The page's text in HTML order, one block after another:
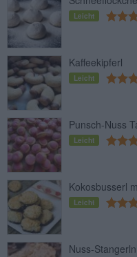
Leicht
Kaffeekipferl
Leicht
Punsch-Nuss
Leicht
Kokosbusserl
Leicht
Nuss-Stangerln